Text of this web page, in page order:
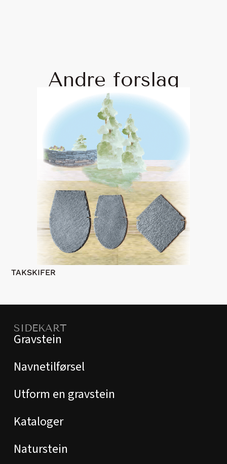
Andre forslag
TAKSKIFER
SIDEKART
Gravstein
Navnetilførsel
Utform en gravstein
Kataloger
Naturstein